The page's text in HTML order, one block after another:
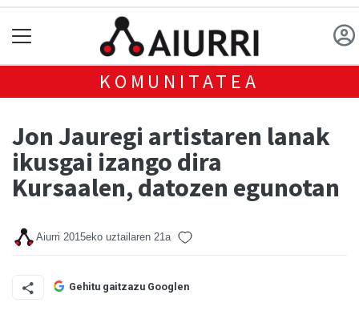
KOMUNITATEA
Jon Jauregi artistaren lanak
ikusgai izango dira
Kursaalen, datozen egunotan
Aiurri 2015eko uztailaren 21a
Gehitu gaitzazu Googlen